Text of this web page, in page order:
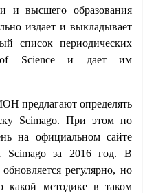
и высшего образования
издает и выкладывает
список периодических
Science и дает им
предлагают определять
Scimago. При этом по
на официальном сайте
Scimago за 2016 год. В
регулярно, но
какой методике в таком